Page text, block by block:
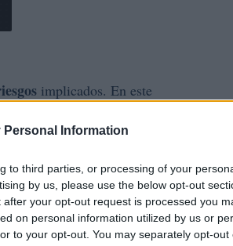
Personal Information
to third parties, or processing of your
by us, please use the below opt-out
your opt-out request is processed you
on personal information utilized by us or
to your opt-out. You may separately opt-out
implicados. En este
para que puedas
Este tipo de